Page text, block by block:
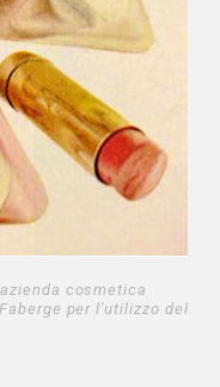
cosmetica
per l'utilizzo del